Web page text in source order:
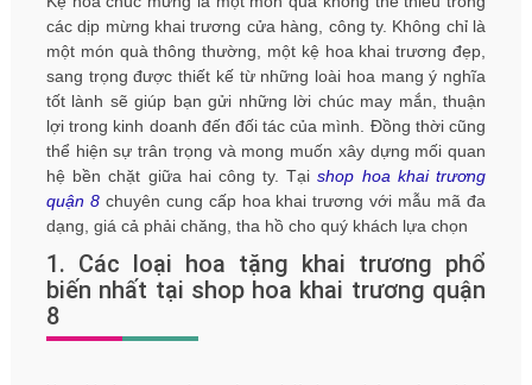
các dịp mừng khai trương cửa hàng, công ty. Không chỉ là
một món quà thông thường, một kệ hoa khai trương đẹp,
sang trọng được thiết kế từ những loài hoa mang ý nghĩa
tốt lành sẽ giúp bạn gửi những lời chúc may mắn, thuận
lợi trong kinh doanh đến đối tác của mình. Đồng thời cũng
thể hiện sự trân trọng và mong muốn xây dựng mối quan
hệ bền chặt giữa hai công ty. Tạishop hoa khai trương
quận 8chuyên cung cấp hoa khai trương với mẫu mã đa
dạng, giá cả phải chăng, tha hồ cho quý khách lựa chọn
1. Các loại hoa tặng khai trương phổ
biến nhất tại shop hoa khai trương quận
8